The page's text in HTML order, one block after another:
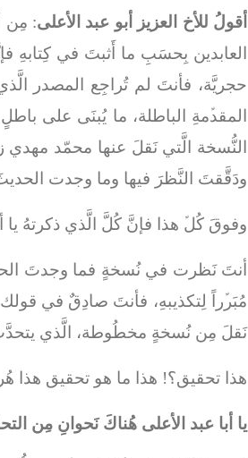
أقولُ للأخ العزيز أبو عبد الأعلى: مِن
العابدين بِحسَبِ ما أَثبتَ في
حجريَّة، فأنتَ لم تُراجِع المصدر
المقدﱢمةِ الباطلة، ما يُبنَى
النُّسخة الَّتي نَقلَ عنها محمّد
ودَقَّقتَ النَّظرَ فيها وما وجدت
وفوقَ كُلﱢ هذا فإنَّ كُلَّ الَّذي ذكرتهُ
أنتَ نَظرت في نُسخةٍ فما وجدتَ
مُبَرﱢراً لِتكذيبهِ، فأنتَ صادِقٌ في
نَقلَ مِن نُسخةٍ مخطُوطة، الَّذي
هذا تحقيق؟! هذا ما هو تحقيق هذا
يا أبا عبد الأعلى هُناكَ نَحوانِ مِن